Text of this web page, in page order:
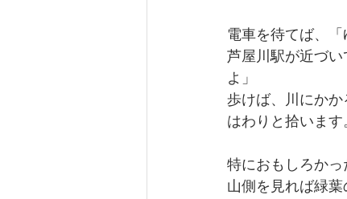
電車を待てば、「
芦屋川駅が近づ
よ」
歩けば、川にか
はわりと拾います
特におもしろかっ
山側を見れば緑葉